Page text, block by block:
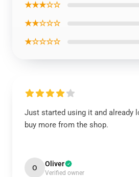
★★★☆☆
★★☆☆☆
★☆☆☆☆
Just started using it and already
buy more from the shop.
O Oliver
Verified owner